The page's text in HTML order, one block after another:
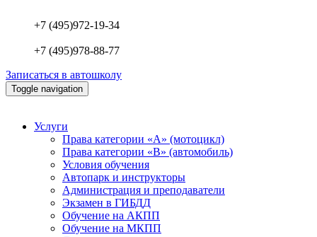
+7 (495)972-19-34
+7 (495)978-88-77
Записаться в автошколу
Toggle navigation
Услуги
Права категории «А» (мотоцикл)
Права категории «В» (автомобиль)
Условия обучения
Автопарк и инструкторы
Администрация и преподаватели
Экзамен в ГИБДД
Обучение на АКПП
Обучение на МКПП